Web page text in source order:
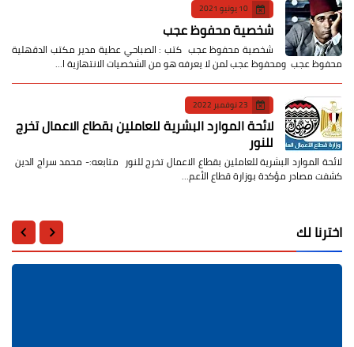
10 يونيو 2021
شخصية محفوظ عجب
شخصية محفوظ عجب كتب : الصباحي عطية مدير مكتب الدقهلية
محفوظ عجب ومحفوظ عجب لمن لا يعرفه هو من الشخصيات الانتهازية ا…
23 نوفمبر 2022
لائحة الموارد البشرية للعاملين بقطاع الاعمال تخرج
للنور
لائحة الموارد البشرية للعاملين بقطاع الاعمال تخرج للنور متابعه:- محمد سراج الدين
كشفت مصادر مؤكدة بوزارة قطاع الأعم…
اخترنا لك